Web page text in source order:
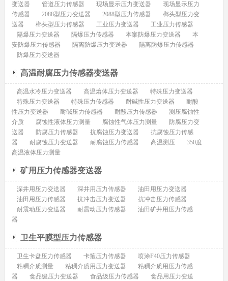
变送器
管道压力传感器 现场显示压力变送器
现场显示压力
传感器
2088型压力变送器 2088型压力传感器
榔头型压力变
送器
榔头型压力传感器 工业压力变送器
工业压力传感器
隔爆压力变送器
隔爆压力传感器 本案防爆压力变送器
本
安防爆压力传感器
隔离防爆压力变送器
隔离防爆压力传感器
防爆压力变送器
高温耐腐压力传感器变送器
高温水冷压力变送器 高温熔体压力变送器
特殊压力变送器
特殊压力变送器
特殊压力传感器 耐碱性压力变送器
耐酸
性压力变送器
耐碱压力传感器 耐酸压力传感器
测压腐蚀性
介质
腐蚀性液体压力测量 腐蚀性气体压力测量
防腐压力变
送器
防腐压力传感器 抗腐蚀压力变送器
抗腐蚀压力传感
器
耐腐蚀压力变送器 耐腐蚀压力传感器 高温测压
350度
高温液体压力测量
矿用压力传感器变送器
深井用压力变送器 深井用压力传感器
油田用压力变送器
油田用压力传感器
抗冲击压力变送器
抗冲击压力传感器
耐震动压力变送器
耐震动压力传感器
油田矿井用压力传感
器
卫生平膜型压力传感器
卫生卡盘压力传感器 卡箍压力传感器
喷涂F40压力传感器
粘稠介质测量
粘稠介质用压力变送器
粘稠介质用压力传感
器
食品级压力变送器 食品级压力传感器
食品用压力变送